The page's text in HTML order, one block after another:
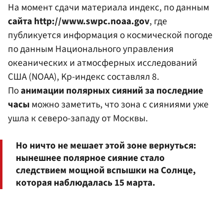
На момент сдачи материала индекс, по данным
сайта http://www.swpc.noaa.gov, где
публикуется информация о космической погоде
по данным Национального управления
океанических и атмосферных исследований
США (NOAA), Kp-индекс составлял 8.
Поанимации полярных сияний за последние
часы можно заметить, что зона с сияниями уже
ушла к северо-западу от Москвы.
Но ничто не мешает этой зоне вернуться:
нынешнее полярное сияние стало
следствием мощной вспышки на Солнце,
которая наблюдалась 15 марта.